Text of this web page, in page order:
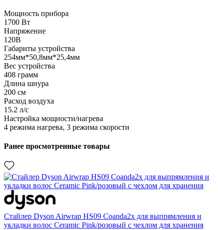
Мощность прибора
1700 Вт
Напряжение
120В
Габариты устройства
254мм*50,8мм*25,4мм
Вес устройства
408 грамм
Длина шнура
200 см
Расход воздуха
15.2 л/с
Настройка мощности/нагрева
4 режима нагрева, 3 режима скорости
Ранее просмотренные товары
Стайлер Dyson Airwrap HS09 Coanda2x для выпрямления и
укладки волос Ceramic Pink/розовый с чехлом для хранения